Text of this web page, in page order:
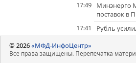
17:49
Минэнерго
поставок в
17:41
Рубль
© 2026«МФД-ИнфоЦентр»
Все права защищены. Перепечатка